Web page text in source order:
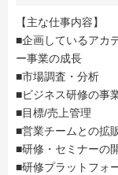
【主な仕事内容】
■企画しているアカ
ー事業の成長
■市場調査・分析
■ビジネス研修の事
■目標/売上管理
■営業チームとの拡
■研修・セミナーの
■研修プラットフォ